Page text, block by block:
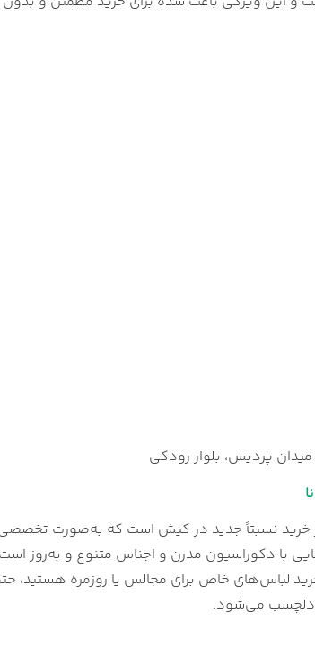
پردیس، بلوار رودکی
خرید نسبتاً جدید در کیش است که به‌صورت تخصصی
با دکوراسیون مدرن و اجناس متنوع و به‌روز
لباس‌های خاص برای مجالس یا روزمره هستید،
دلچسب می‌شود.